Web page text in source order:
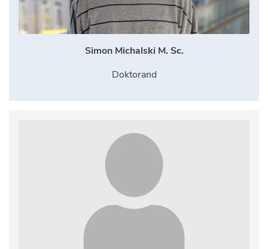
Simon Michalski M. Sc.
Doktorand